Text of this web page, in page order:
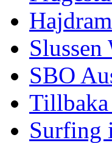
Slussen
SBO
Surfing